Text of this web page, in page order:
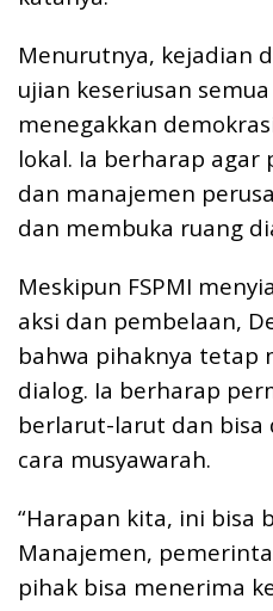
Menurutnya, kejadian
ujian keseriusan
menegakkan
lokal. Ia berharap
dan manajemen
dan membuka ruang
Meskipun FSPMI
aksi dan pembelaan,
bahwa pihaknya tetap
dialog. Ia berharap
berlarut-larut dan bisa
cara musyawarah.
“Harapan kita, ini bisa
Manajemen,
pihak bisa menerima